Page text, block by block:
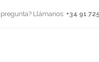
Llámanos: +34 91